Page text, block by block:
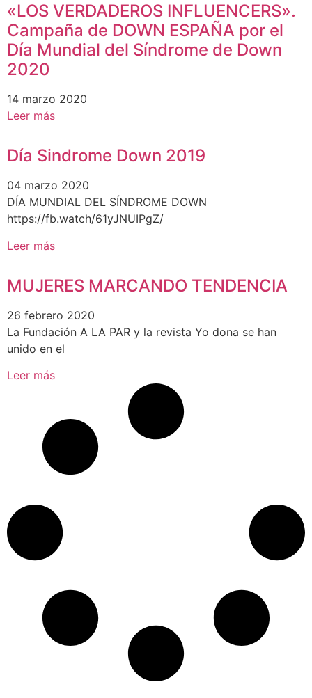
«LOS VERDADEROS INFLUENCERS».
Campaña de DOWN ESPAÑA por el
Día Mundial del Síndrome de Down
2020
14 marzo 2020
Leer más
Día Sindrome Down 2019
04 marzo 2020
DÍA MUNDIAL DEL SÍNDROME DOWN
https://fb.watch/61yJNUIPgZ/
Leer más
MUJERES MARCANDO TENDENCIA
26 febrero 2020
La Fundación A LA PAR y la revista Yo dona se han
unido en el
Leer más